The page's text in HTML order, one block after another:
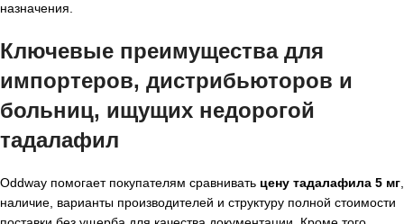
назначения.
Ключевые преимущества для
импортеров, дистрибьюторов и
больниц, ищущих недорогой
тадалафил
Oddway помогает покупателям сравнивать цену тадалафила 5 мг
наличие, варианты производителей и структуру полной стоимости